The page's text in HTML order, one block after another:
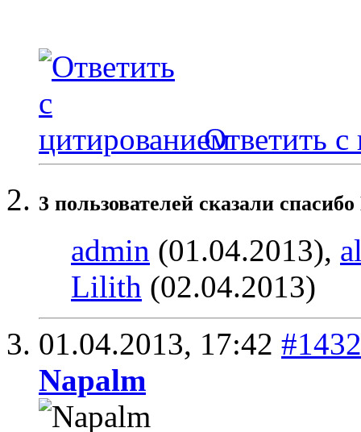
Ответить с
3 пользователей сказали
admin (01.04.2013),
Lilith (02.04.2013)
01.04.2013, 17:42 #1432
Napalm